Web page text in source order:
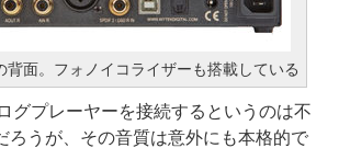
背面。フォノイコライザーも搭載している
グプレーヤーを接続するというのは不
ろうが、その音質は意外にも本格的で